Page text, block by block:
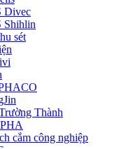
Divec
Shihlin
sét
Thành
cắm công nghiệp